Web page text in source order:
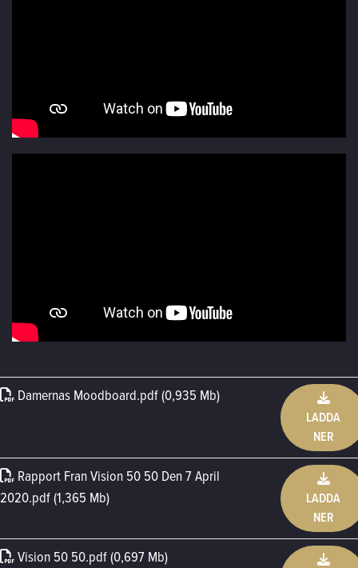
Damernas Moodboard.pdf (0,935 Mb)
LADDA
NER
Rapport Fran Vision 50 50 Den 7 April
2020.pdf (1,365 Mb)
LADDA
NER
Vision 50 50.pdf (0,697 Mb)